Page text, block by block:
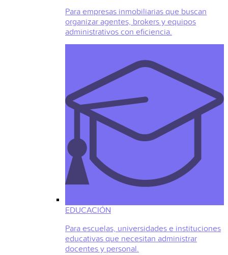
Para empresas inmobiliarias que buscan
organizar agentes, brokers y equipos
administrativos con eficiencia.
EDUCACIÓN
Para escuelas, universidades e instituciones
educativas que necesitan administrar
docentes y personal.